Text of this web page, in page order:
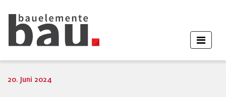
20. Juni 2024